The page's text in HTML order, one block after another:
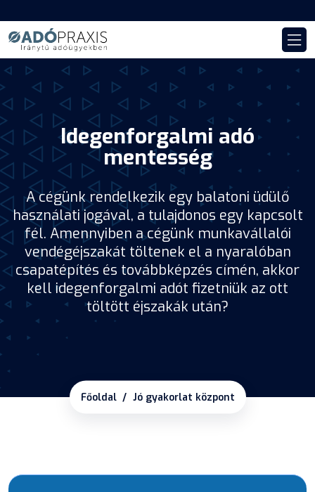
Idegenforgalmi adó
mentesség
A cégünk rendelkezik egy balatoni üdülő
használati jogával, a tulajdonos egy kapcsolt
fél. Amennyiben a cégünk munkavállalói
vendégéjszakát töltenek el a nyaralóban
csapatépítés és továbbképzés címén, akkor
kell idegenforgalmi adót fizetniük az ott
töltött éjszakák után?
Főoldal Jó gyakorlat központ